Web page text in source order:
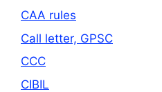
CAA rules
Call letter, GPSC
CCC
CIBIL